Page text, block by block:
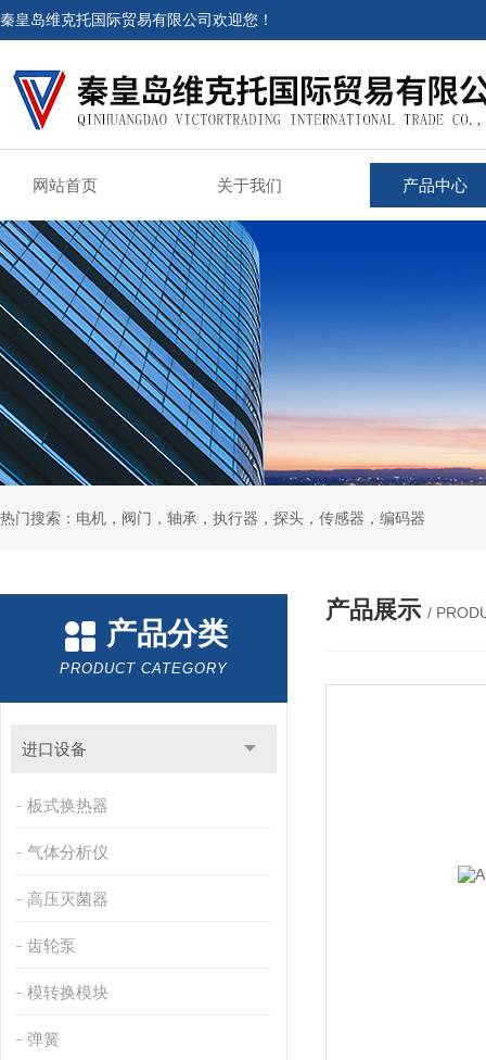
秦皇岛维克托国际贸易有限公司欢迎您！
网站首页 关于我们 产品中心
热门搜索：电机，阀门，轴承，执行器，探头，传感器，编码器
产品分类
PRODUCT CATEGORY
进口设备
板式换热器
气体分析仪
高压灭菌器
齿轮泵
模转换模块
弹簧
产品展示 /